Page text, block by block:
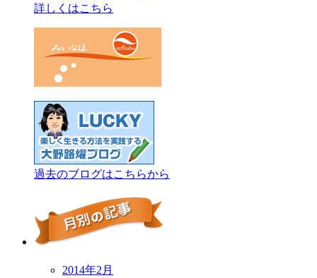
詳しくはこちら
過去のブログはこちらから
2014年2月